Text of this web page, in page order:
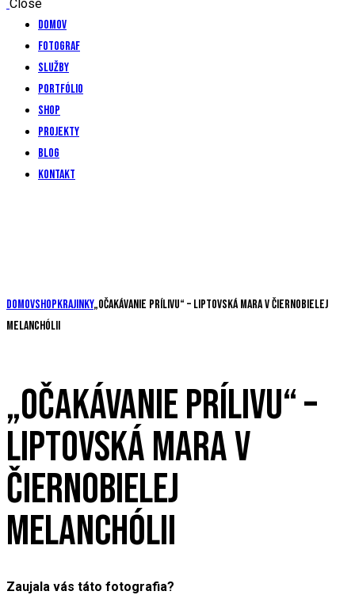
Close
Domov
Fotograf
Služby
Portfólio
Shop
Projekty
Blog
Kontakt
DomovShopKrajinky„Očakávanie prílivu“ – Liptovská Mara v čiernobielej
melanchólii
„OČAKÁVANIE PRÍLIVU“ –
LIPTOVSKÁ MARA V
ČIERNOBIELEJ
MELANCHÓLII
Zaujala vás táto fotografia?